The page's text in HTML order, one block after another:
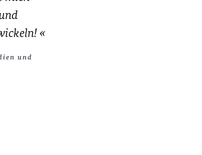
und